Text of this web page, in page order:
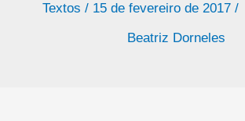
Textos / 15 de fevereiro de 2017 /
Beatriz Dorneles